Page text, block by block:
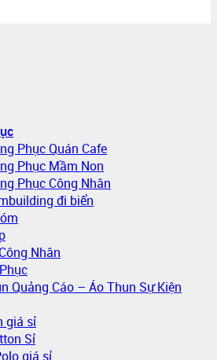
Phục Quán Cafe
Phục Mầm Non
Phục Công Nhân
đi biển
Nhân
Quảng Cáo – Áo Thun Sự Kiện
giá sỉ
Sỉ
giá sỉ